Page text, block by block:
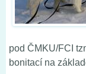
pod ČMKU/FCI
bonitací na